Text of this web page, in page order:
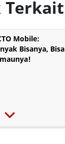
Terkait
Mobile:
Bisanya, Bisa